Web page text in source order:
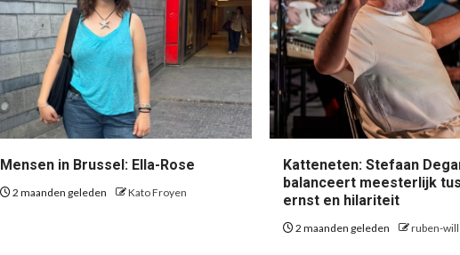
Mensen in Brussel: Ella-Rose
2 maanden geleden Kato Froyen
Katteneten: Stefaan
balanceert meesterlijk
ernst en hilariteit
2 maanden geleden ruben-